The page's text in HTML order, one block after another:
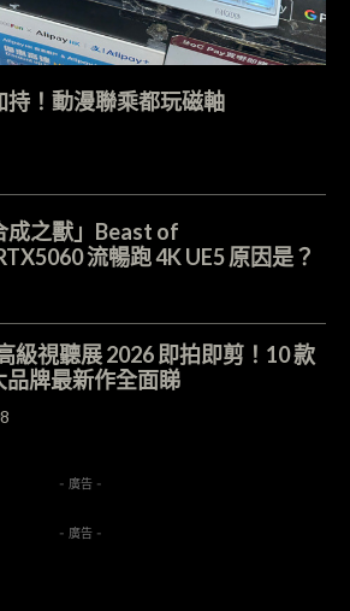
持！動漫聯乘都玩磁軸
成之獸」Beast of
流暢跑 4K UE5 原因是？
級視聽展 2026 即拍即剪！10 款
品牌最新作全面睇
- 廣告 -
- 廣告 -